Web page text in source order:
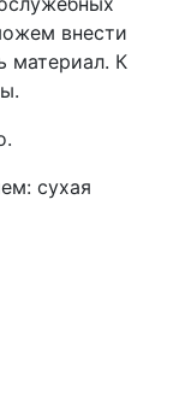
внести
материал. К
сухая